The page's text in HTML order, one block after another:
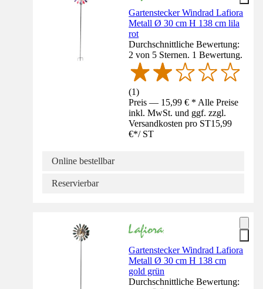
Gartenstecker Windrad Lafiora
Metall Ø 30 cm H 138 cm lila
rot
Durchschnittliche Bewertung:
2 von 5 Sternen. 1 Bewertung.
(1)
Preis — 15,99 € * Alle Preise
inkl. MwSt. und ggf. zzgl.
Versandkosten pro ST15,99
€*/ ST
Online bestellbar
Reservierbar
Gartenstecker Windrad Lafiora
Metall Ø 30 cm H 138 cm
gold grün
Durchschnittliche Bewertung: